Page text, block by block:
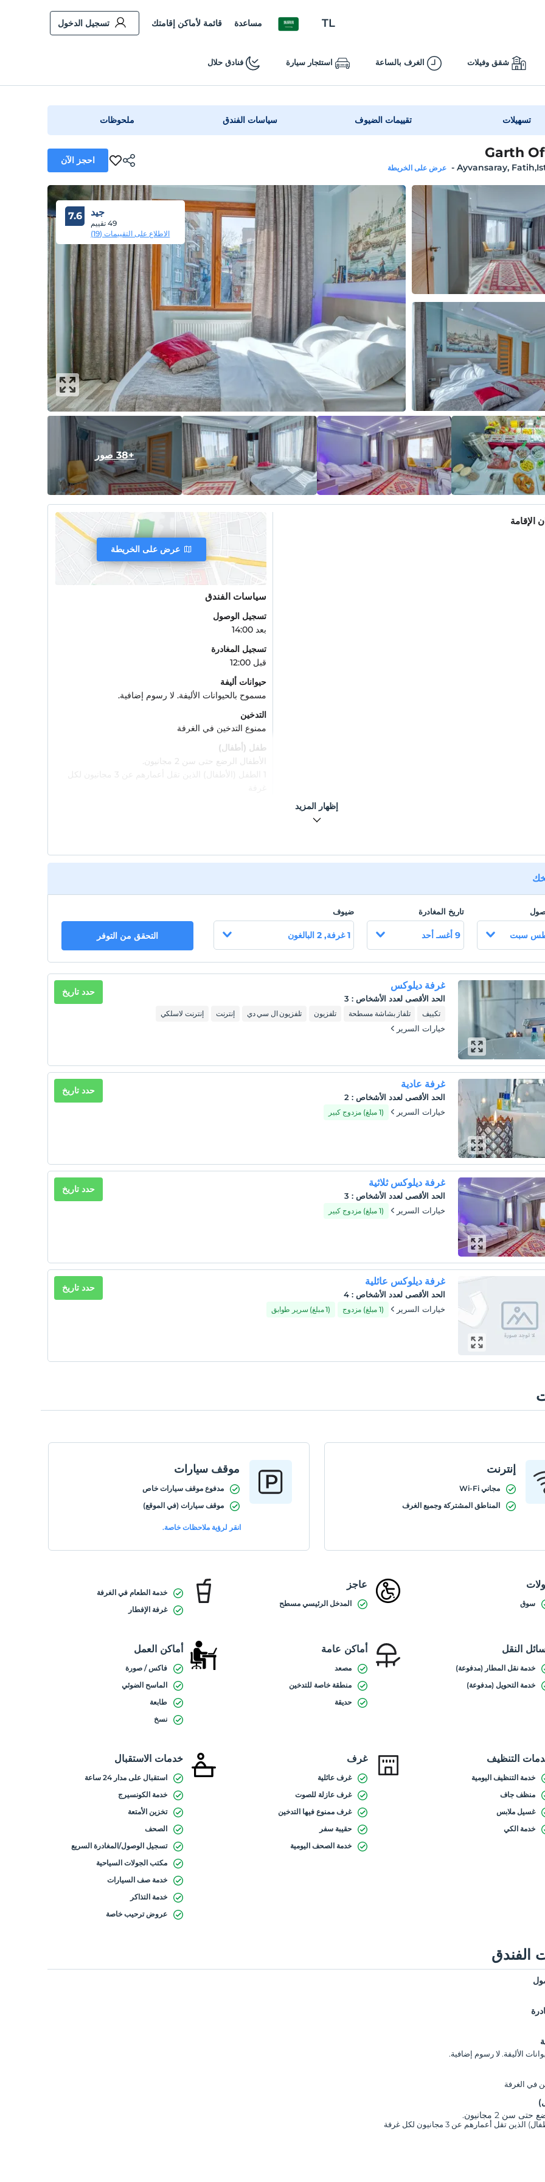
TL مساعدة قائمة لأماكن إقامتك تسجيل الدخول
شقق وفيلات الغرف بالساعة استئجار سيارة فنادق حلال
تسهيلات تقييمات الضيوف سياسات الفندق ملحوظات
Garth
Ayvansaray,
- عرض على الخريطة
احجز الآن
جيد
49 تقييم
الاطلاع على التقييمات (19)
7.6
+38 صور
الإقامة
عرض على الخريطة
سياسات الفندق
تسجيل الوصول
بعد 14:00
تسجيل المغادرة
قبل 12:00
حيوانات أليفة
مسموح بالحيوانات الأليفة. لا رسوم إضافية.
التدخين
ممنوع التدخين في الغرفة
طفل (أطفال)
الأطفال الرضع حتى سن 2 مجانيون.
إظهار المزيد
تاريخ المغادرة
9 أغسـ أحد
ضيوف
1 غرفة, 2 البالغون التحقق من التوفر
غرفة ديلوكس
الحد الأقصى لعدد الأشخاص :
3
تكييف تلفاز بشاشة مسطحة تلفزيون تلفزيون ال سي دي إنترنت إنترنت لاسلكي
خيارات السرير
حدد تاريخ
غرفة عادية
الحد الأقصى لعدد الأشخاص :
2
خيارات السرير
(1 مبلغ) مزدوج كبير
حدد تاريخ
غرفة ديلوكس ثلاثية
الحد الأقصى لعدد الأشخاص :
3
خيارات السرير
(1 مبلغ) مزدوج كبير
حدد تاريخ
غرفة ديلوكس عائلية
الحد الأقصى لعدد الأشخاص :
4
خيارات السرير
(1 مبلغ) مزدوج (1 مبلغ) سرير طوابق
حدد تاريخ
إنترنت
مجاني Wi-Fi
المناطق المشتركة وجميع الغرف
موقف سيارات
مدفوع موقف سيارات خاص
موقف سيارات (في الموقع)
انقر لرؤية ملاحظات خاصة.
سوق
عاجز
المدخل الرئيسي مسطح
خدمة الطعام في الغرفة
غرفة الإفطار
النقل
خدمة نقل المطار (مدفوعة)
خدمة التحويل (مدفوعة)
أماكن عامة
مصعد
منطقة خاصة للتدخين
حديقة
أماكن العمل
فاكس / صورة
الماسح الضوئي
طابعة
نسخ
التنظيف
خدمة التنظيف اليومية
منظف جاف
غسيل ملابس
خدمة الكي
غرف
غرف عائلية
غرف عازلة للصوت
غرف ممنوع فيها التدخين
حقيبة سفر
خدمة الصحف اليومية
خدمات الاستقبال
استقبال على مدار 24 ساعة
خدمة الكونسيرج
تخزين الأمتعة
الصحف
تسجيل الوصول/المغادرة السريع
مكتب الجولات السياحية
خدمة صف السيارات
خدمة التذاكر
عروض ترحيب خاصة
الفندق
الأليفة. لا رسوم إضافية.
في الغرفة
سن 2 مجانيون.